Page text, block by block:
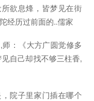
欲息烽，皆梦见在街
经历过前面的..儒家
：《大方广圆觉修多
自己却找不够三柱香,
院子里家门插在哪个